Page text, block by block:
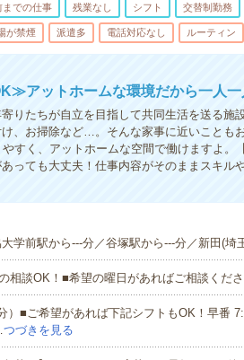
までの仕事 残業なし シフト 交替制勤務
が禁煙 派遣多 電話対応なし ルーティン
アットホームな環境だから一人一
りたちが自立を目指して共同生活を送る施
、お掃除など…。そんな家事に近いことも
すく、アットホームな空間で働けますよ。
っても大丈夫！仕事内容がそのままスキル
学前駅から---分／谷塚駅から---分／新田(埼
相談OK！■希望の曜日があればご相談くださ
）■ご希望があれば下記シフトもOK！早番
つづきを見る